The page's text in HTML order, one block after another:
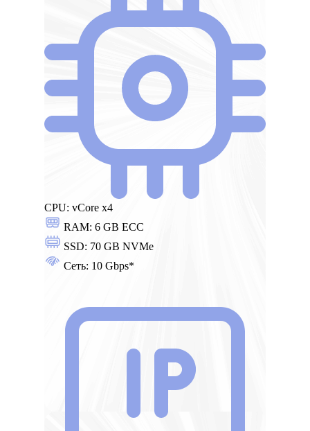
CPU: vCore x4
RAM: 6 GB ECC
SSD: 70 GB NVMe
Сеть: 10 Gbps*